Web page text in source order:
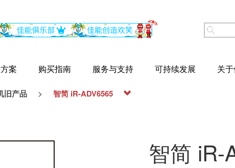
案 购买指南 服务与支持 可持续发展 关
旧产品 > 智简 iR-ADV6565
智简 iR-